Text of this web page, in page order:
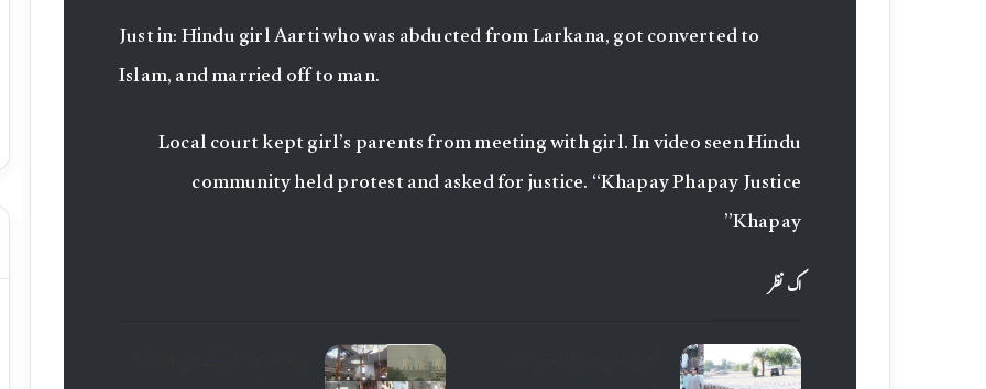
Just in: Hindu girl Aarti who was abducted from Larkana, got converted to
Islam, and married off to man.
Local court kept girl’s parents from meeting with girl. In video seen Hindu
community held protest and asked for justice. “Khapay Phapay Justice
Khapay”
اک نظر